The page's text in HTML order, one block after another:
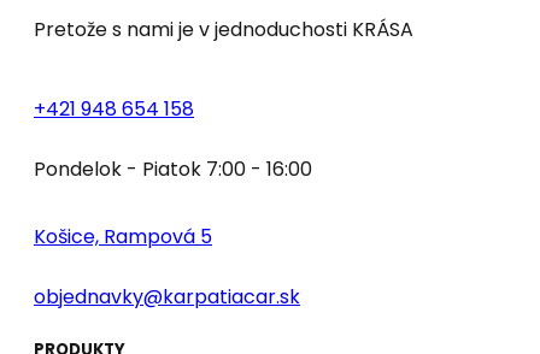
Pretože s nami je v jednoduchosti KRÁSA
+421 948 654 158
Pondelok - Piatok 7:00 - 16:00
Košice, Rampová 5
objednavky@karpatiacar.sk